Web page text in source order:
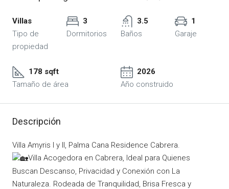
Villas
Tipo de
propiedad
3
Dormitorios
3.5
Baños
1
Garaje
178 sqft
Tamaño de área
2026
Año construido
Descripción
Villa Amyris I y II, Palma Cana Residence Cabrera.
Villa Acogedora en Cabrera, Ideal para Quienes
Buscan Descanso, Privacidad y Conexión con La
Naturaleza. Rodeada de Tranquilidad, Brisa Fresca y